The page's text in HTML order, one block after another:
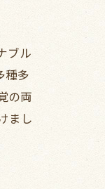
ブル
種多
の両
まし